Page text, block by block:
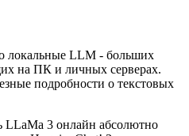
локальные LLM - больших
на ПК и личных серверах.
подробности о текстовых